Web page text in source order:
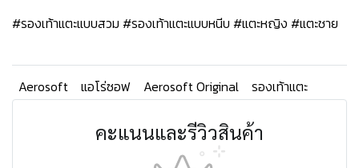
#รองเท้าแตะแบบสวม #รองเท้าแตะแบบหนีบ #แตะหญิง #แตะชาย
Aerosoft แอโร่ซอฟ Aerosoft Original รองเท้าแตะ
คะแนนและรีวิวสินค้า